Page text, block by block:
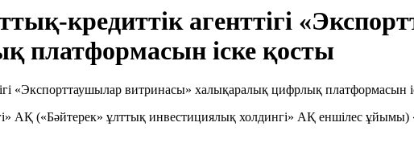
кредиттік агенттігі
платформасын іске қосты
АҚ («Бәйтерек» ұлттық инвестициялық холдингі» АҚ еншілес